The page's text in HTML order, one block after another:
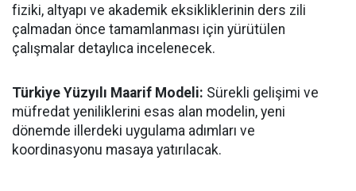
fiziki, altyapı ve akademik eksikliklerinin ders zili
çalmadan önce tamamlanması için yürütülen
çalışmalar detaylıca incelenecek.
Türkiye Yüzyılı Maarif Modeli: Sürekli gelişimi ve
müfredat yeniliklerini esas alan modelin, yeni
dönemde illerdeki uygulama adımları ve
koordinasyonu masaya yatırılacak.